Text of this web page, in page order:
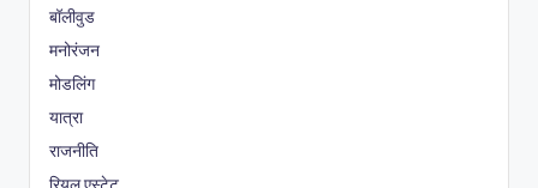
बॉलीवुड
मनोरंजन
मोडलिंग
यात्रा
राजनीति